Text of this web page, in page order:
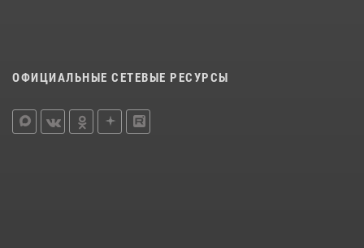
ОФИЦИАЛЬНЫЕ СЕТЕВЫЕ РЕСУРСЫ